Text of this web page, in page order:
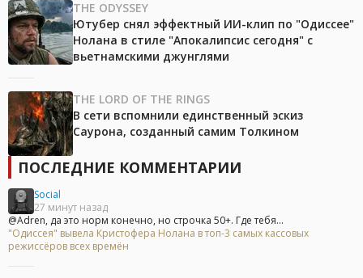
THE ODYSSEY
Ютубер снял эффектный ИИ-клип по "Одиссее"
Нолана в стиле "Апокалипсис сегодня" с
вьетнамскими джунглями
THE LORD OF THE RINGS
В сети вспомнили единственный эскиз
Саурона, созданный самим Толкином
ПОСЛЕДНИЕ КОММЕНТАРИИ
Social
27 минут назад
@Adren, да это норм конечно, но строчка 50+. Где тебя...
"Одиссея" вывела Кристофера Нолана в топ-3 самых кассовых
режиссёров всех времён